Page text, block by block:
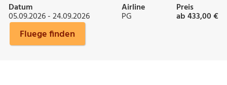
Datum
05.09.2026 - 24.09.2026
Airline
PG
Preis
ab 433,00 €
Fluege finden